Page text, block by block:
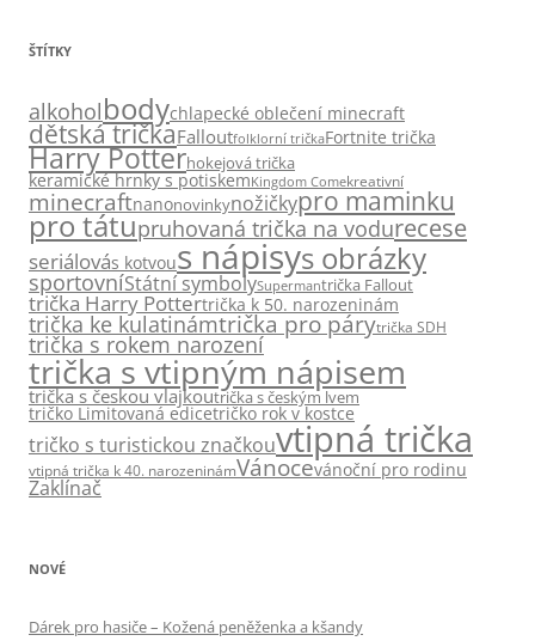
ŠTÍTKY
alkoholbodychlapecké oblečení minecraft
dětská tričkaFalloutfolklorní tričkaFortnite trička
Harry Potterhokejová trička
keramické hrnky s potiskemKingdom Comekreativní
minecraftnanonovinkynožičkypro maminku
pro tátupruhovaná trička na vodurecese
seriálovás kotvous nápisys obrázky
sportovníStátní symbolySupermantrička Fallout
trička Harry Pottertrička k 50. narozeninám
trička ke kulatinámtrička pro párytrička SDH
trička s rokem narození
trička s vtipným nápisem
trička s českou vlajkoutrička s českým lvem
tričko Limitovaná edicetričko rok v kostce
tričko s turistickou značkouvtipná trička
vtipná trička k 40. narozeninámVánocevánoční pro rodinu
Zaklínač
NOVÉ
Dárek pro hasiče – Kožená peněženka a kšandy